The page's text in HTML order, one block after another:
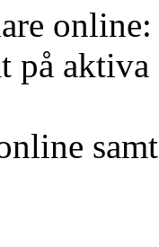
på